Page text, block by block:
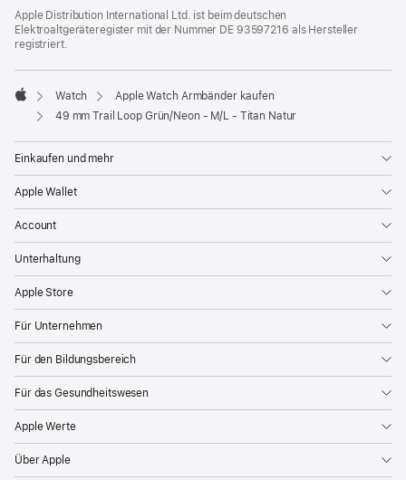
Apple Distribution International Ltd. ist beim deutschen
Elektroaltgeräteregister mit der Nummer DE 93597216 als Hersteller
registriert.
Apple
Watch
Apple Watch Armbänder kaufen
49 mm Trail Loop Grün/Neon - M/L - Titan Natur
Einkaufen und mehr
Apple Wallet
Account
Unterhaltung
Apple Store
Für Unternehmen
Für den Bildungsbereich
Für das Gesundheitswesen
Apple Werte
Über Apple